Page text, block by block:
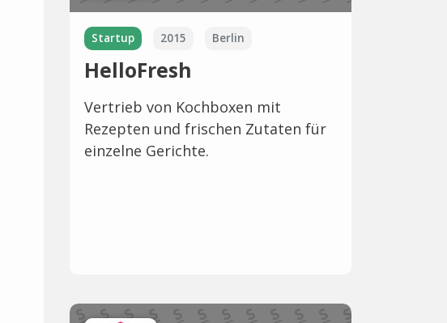
Startup 2015 Berlin
HelloFresh
Vertrieb von Kochboxen mit
Rezepten und frischen Zutaten für
einzelne Gerichte.